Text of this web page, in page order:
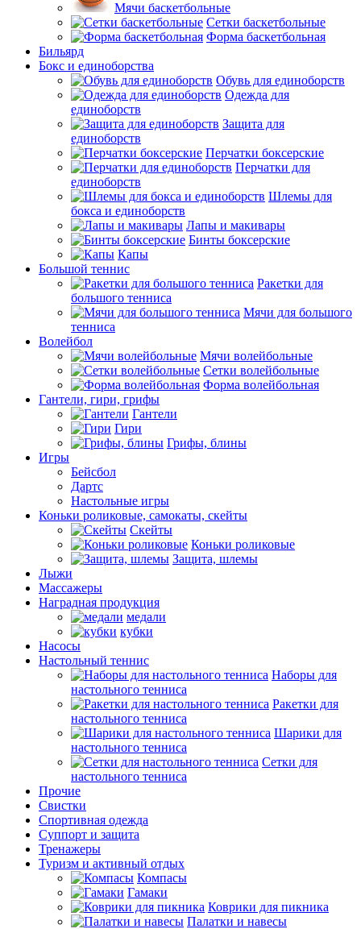
Мячи баскетбольные
Сетки баскетбольные
Форма баскетбольная
Бильярд
Бокс и единоборства
Обувь для единоборств
Одежда для
единоборств
Защита для
единоборств
Перчатки боксерские
Перчатки для
единоборств
Шлемы для
бокса и единоборств
Лапы и макивары
Бинты боксерские
Капы
Большой теннис
Ракетки для
большого тенниса
Мячи для большого
тенниса
Волейбол
Мячи волейбольные
Сетки волейбольные
Форма волейбольная
Гантели, гири, грифы
Гантели
Гири
Грифы, блины
Игры
Бейсбол
Дартс
Настольные игры
Коньки роликовые, самокаты, скейты
Скейты
Коньки роликовые
Защита, шлемы
Лыжи
Массажеры
Наградная продукция
медали
кубки
Насосы
Настольный теннис
Наборы для
настольного тенниса
Ракетки для
настольного тенниса
Шарики для
настольного тенниса
Сетки для
настольного тенниса
Прочие
Свистки
Спортивная одежда
Суппорт и защита
Тренажеры
Туризм и активный отдых
Компасы
Гамаки
Коврики для пикника
Палатки и навесы